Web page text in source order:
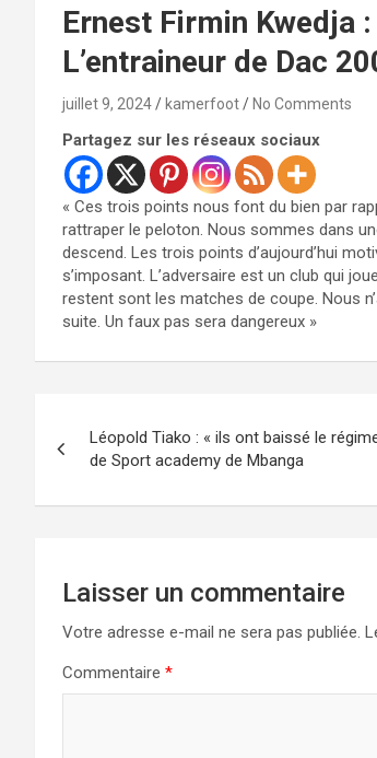
Ernest Firmin Kwedja
L’entraineur de Dac
juillet 9, 2024 kamerfoot No Comments
Partagez sur les réseaux sociaux
« Ces trois points nous font du bien par
rattraper le peloton. Nous sommes dans
descend. Les trois points d’aujourd’hui
s’imposant. L’adversaire est un club qui
restent sont les matches de coupe. Nous
suite. Un faux pas sera dangereux »
de
l’article
Léopold Tiako : « ils ont baissé le
de Sport academy de Mbanga
Laisser un commentaire
Votre adresse e-mail ne sera pas publiée.
Commentaire *